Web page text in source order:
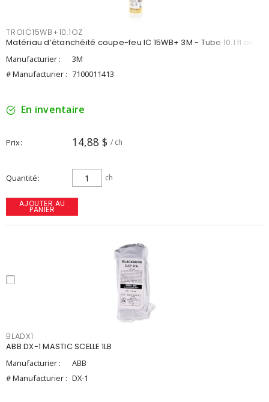
TROIC15WB+10.1OZ
Matériau d’étanchéité coupe-feu IC 15WB+ 3M - Tube 10.1 fl oz
Manufacturier :
3M
# Manufacturier : 7100011413
En inventaire
Prix 14,88 $ / ch
Quantité ch
AJOUTER AU
PANIER
BLADX1
ABB DX-1 MASTIC SCELLE 1LB
Manufacturier :
ABB
# Manufacturier : DX-1